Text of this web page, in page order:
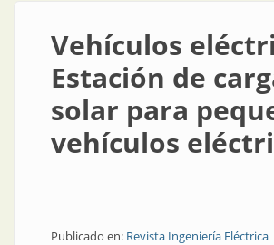
Vehículos
Estación de
solar para
vehículos
Publicado en: Revista Ingeniería Eléctrica